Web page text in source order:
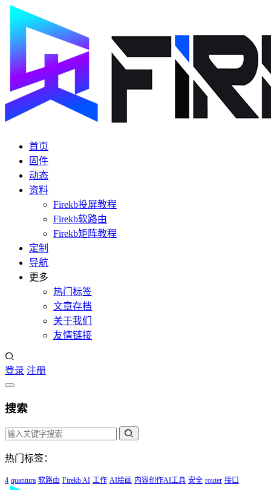
首页
固件
动态
资料
Firekb投屏教程
Firekb软路由
Firekb矩阵教程
定制
导航
更多
热门标签
文章存档
关于我们
友情链接
登录 注册
搜索
热门标签：
4 quantura 软路由 Firekb AI 工作 AI绘画 内容创作AI工具 安全 router 接口